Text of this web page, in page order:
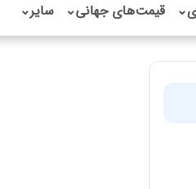
⌄ قیمت‌های جهانی⌄ سایر⌄